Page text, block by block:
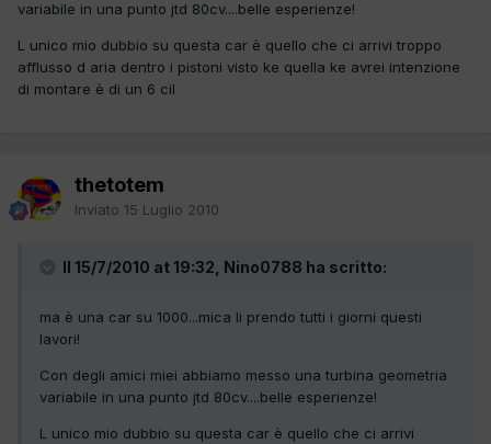
variabile in una punto jtd 80cv....belle esperienze!
L unico mio dubbio su questa car è quello che ci arrivi troppo
afflusso d aria dentro i pistoni visto ke quella ke avrei intenzione
di montare è di un 6 cil
thetotem
Inviato 15 Luglio 2010
Il 15/7/2010 at 19:32, Nino0788 ha scritto:
ma è una car su 1000...mica li prendo tutti i giorni questi
lavori!
Con degli amici miei abbiamo messo una turbina geometria
variabile in una punto jtd 80cv....belle esperienze!
L unico mio dubbio su questa car è quello che ci arrivi